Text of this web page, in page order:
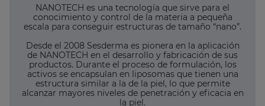
NANOTECH es una tecnología que sirve para el
conocimiento y control de la materia a pequeña
escala para conseguir estructuras de tamaño “nano”.
Desde el 2008 Sesderma es pionera en la aplicación
de NANOTECH en el desarrollo y fabricación de sus
productos. Durante el proceso de formulación, los
activos se encapsulan en liposomas que tienen una
estructura similar a la de la piel, lo que permite
alcanzar mayores niveles de penetración y eficacia en
la piel.